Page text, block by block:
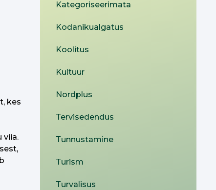
kes
viia.
Kategoriseerimata
Kodanikualgatus
Koolitus
Kultuur
Nordplus
Tervisedendus
Tunnustamine
Turism
Turvalisus